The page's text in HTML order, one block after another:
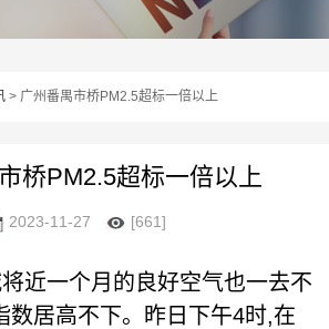
> 广州番禺市桥PM2.5超标一倍以上
桥PM2.5超标一倍以上
2023-11-27 [661]
近一个月的良好空气也一去不
数居高不下。昨日下午4时,在